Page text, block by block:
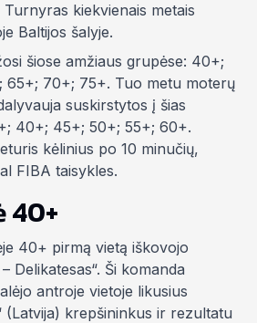
kiekvienais metais
Baltijos šalyje.
šiose amžiaus grupėse: 40+;
65+; 70+; 75+. Tuo metu moterų
suskirstytos į šias
40+; 45+; 50+; 55+; 60+.
kėlinius po 10 minučių,
FIBA taisykles.
40+
40+ pirmą vietą iškovojo
Delikatesas“. Ši komanda
antroje vietoje likusius
(Latvija) krepšininkus ir rezultatu